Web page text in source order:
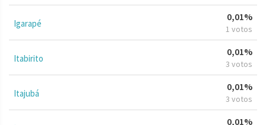
Igarapé
0,01%
1 votos
Itabirito
0,01%
3 votos
Itajubá
0,01%
3 votos
0,01%